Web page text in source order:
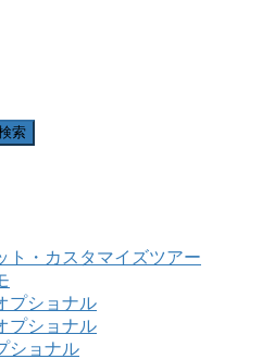
ト・カスタマイズツアー
プショナル
プショナル
ショナル